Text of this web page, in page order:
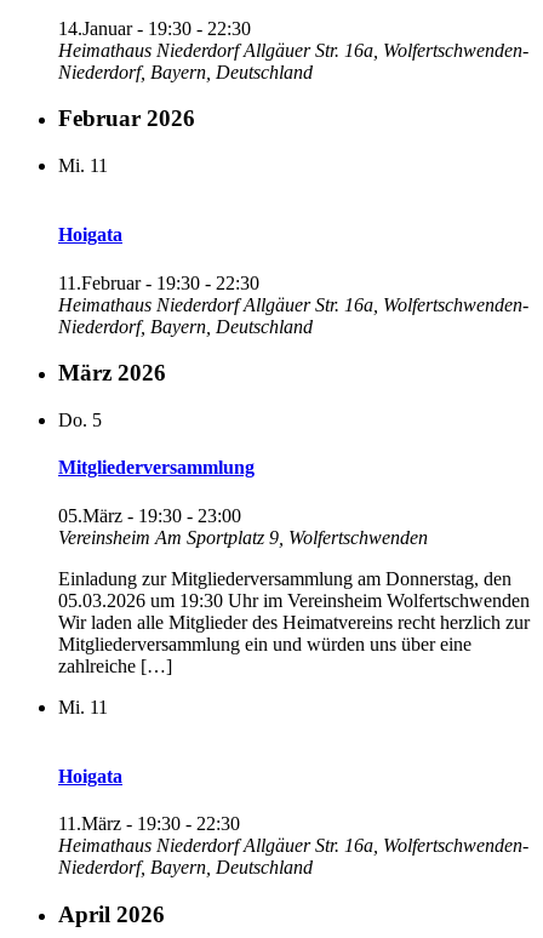
14.Januar - 19:30 - 22:30
Heimathaus NiederdorfAllgäuer Str. 16a, Wolfertschwenden-
Niederdorf, Bayern, Deutschland
Februar 2026
Mi. 11
Hoigata
11.Februar - 19:30 - 22:30
Heimathaus NiederdorfAllgäuer Str. 16a, Wolfertschwenden-
Niederdorf, Bayern, Deutschland
März 2026
Do. 5
Mitgliederversammlung
05.März - 19:30 - 23:00
Vereinsheim Am Sportplatz 9, Wolfertschwenden
Einladung zur Mitgliederversammlung am Donnerstag, den
05.03.2026 um 19:30 Uhr im Vereinsheim Wolfertschwenden
Wir laden alle Mitglieder des Heimatvereins recht herzlich zur
Mitgliederversammlung ein und würden uns über eine
zahlreiche […]
Mi. 11
Hoigata
11.März - 19:30 - 22:30
Heimathaus NiederdorfAllgäuer Str. 16a, Wolfertschwenden-
Niederdorf, Bayern, Deutschland
April 2026